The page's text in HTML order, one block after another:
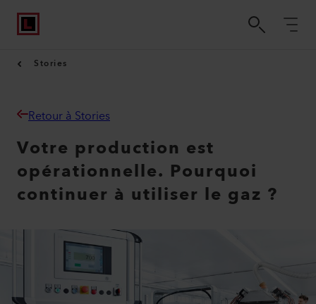
Stories
Retour à Stories
Votre production est
opérationnelle. Pourquoi
continuer à utiliser le gaz ?